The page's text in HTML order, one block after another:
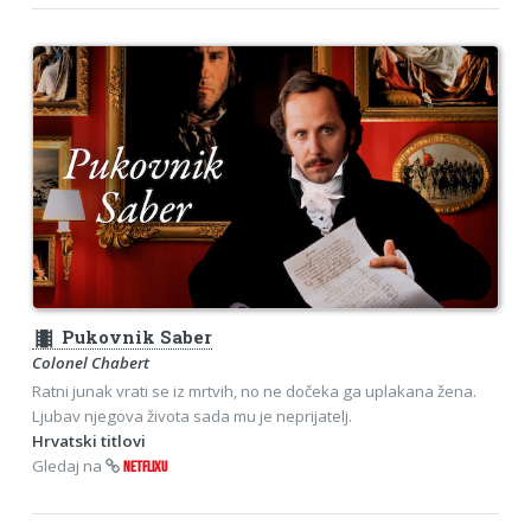
theaters Pukovnik Saber
Colonel Chabert
Ratni junak vrati se iz mrtvih, no ne dočeka ga uplakana žena.
Ljubav njegova života sada mu je neprijatelj.
Hrvatski titlovi
Gledaj na
NETFLIXU